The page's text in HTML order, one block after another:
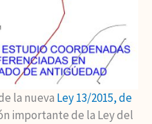
la nueva Ley 13/2015, de
importante de la Ley del